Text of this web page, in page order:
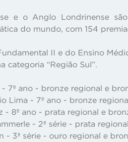
e o Anglo Londrinense
do mundo, com 154
II e do Ensino
categoria “Região Sul”.
7º ano - bronze regional e
Lima - 7º ano - bronze
- 8º ano - prata regional e
- 2ª série - prata
- 3ª série - ouro regional e